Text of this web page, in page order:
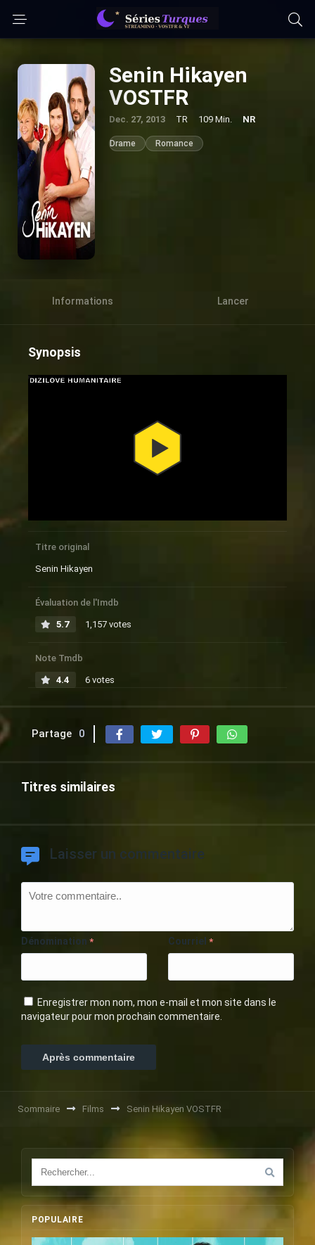
Senin Hikayen
VOSTFR
Dec. 27, 2013 TR 109 Min. NR
Drame Romance
Informations Lancer
Synopsis
Titre original
Senin Hikayen
Évaluation de l'Imdb
5.7 1,157 votes
Note Tmdb
4.4 6 votes
Partage 0
Titres similaires
Laisser un commentaire
Dénomination * Courriel *
Enregistrer mon nom, mon e-mail et mon site dans le
navigateur pour mon prochain commentaire.
Sommaire Films Senin Hikayen VOSTFR
POPULAIRE